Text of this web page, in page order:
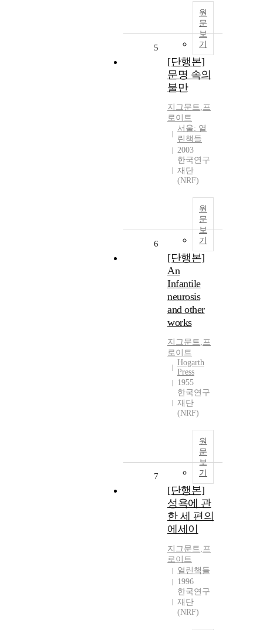
원
문
보
기
5
[단행본]
문명 속의
불만
지그문트,프
로이트
서울: 열
린책들
2003
한국연구
재단
(NRF)
원
문
보
기
6
[단행본]
An
Infantile
neurosis
and other
works
지그문트,프
로이트
Hogarth
Press
1955
한국연구
재단
(NRF)
원
문
보
기
7
[단행본]
성욕에 관
한 세 편의
에세이
지그문트,프
로이트
열린책들
1996
한국연구
재단
(NRF)